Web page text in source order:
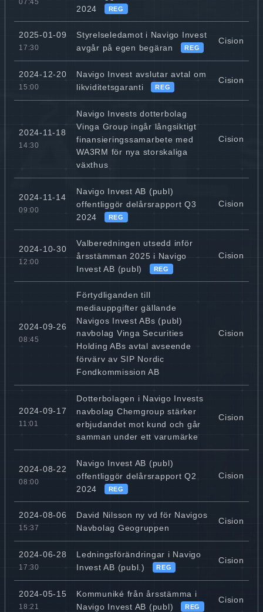
07:45
2024
REG
2025-01-09
17:30
Styrelseledamot i Navigo Invest
avgår på egen begäran
REG
Cision
2024-12-20
15:00
Navigo Invest avslutar avtal om
likviditetsgaranti
REG
Cision
2024-11-18
14:30
Navigo Invests dotterbolag
Vinga Group ingår långsiktigt
finansieringssamarbete med
WA3RM för nya storskaliga
växthus
Cision
2024-11-14
09:00
Navigo Invest AB (publ)
offentliggör delårsrapport Q3
2024
REG
Cision
2024-10-30
12:00
Valberedningen utsedd inför
årsstämman 2025 i Navigo
Invest AB (publ)
REG
Cision
2024-09-26
08:45
Förtydliganden till
mediauppgifter gällande
Navigos Invest ABs (publ)
navbolag Vinga Securities
Holding ABs avtal avseende
förvärv av SIP Nordic
Fondkommission AB
Cision
2024-09-17
11:01
Dotterbolagen i Navigo Invests
navbolag Chemgroup stärker
erbjudandet mot kund och går
samman under ett varumärke
Cision
2024-08-22
08:00
Navigo Invest AB (publ)
offentliggör delårsrapport Q2
2024
REG
Cision
2024-08-06
15:37
David Nilsson ny vd för Navigos
Navbolag Geogruppen
Cision
2024-06-28
17:30
Ledningsförändringar i Navigo
Invest AB (publ.)
REG
Cision
2024-05-15
18:21
Kommuniké från årsstämma i
Navigo Invest AB (publ)
REG
Cision